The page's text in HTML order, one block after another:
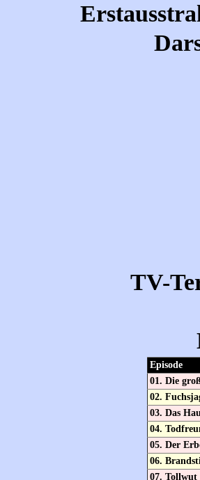
TV-
Episode
01. Die
02.
03. Das
04.
05. Der
06.
07. Tollwut